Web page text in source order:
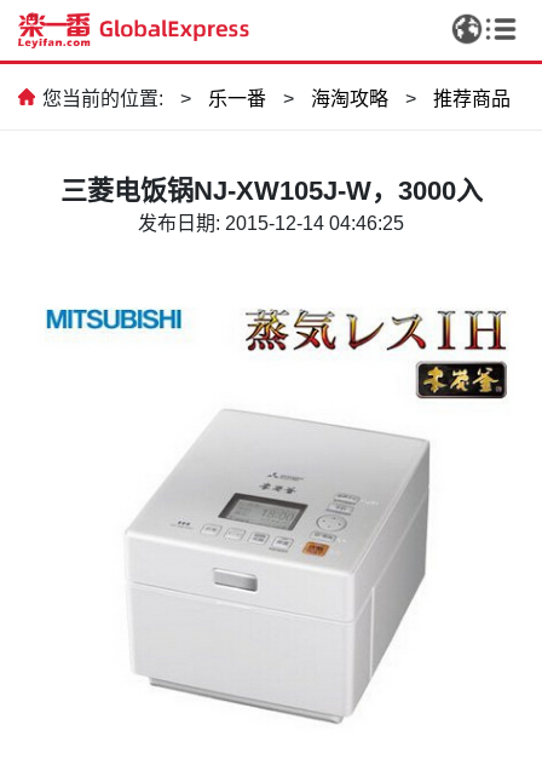
您当前的位置: > 乐一番 > 海淘攻略 > 推荐商品
三菱电饭锅NJ-XW105J-W，3000入
发布日期: 2015-12-14 04:46:25